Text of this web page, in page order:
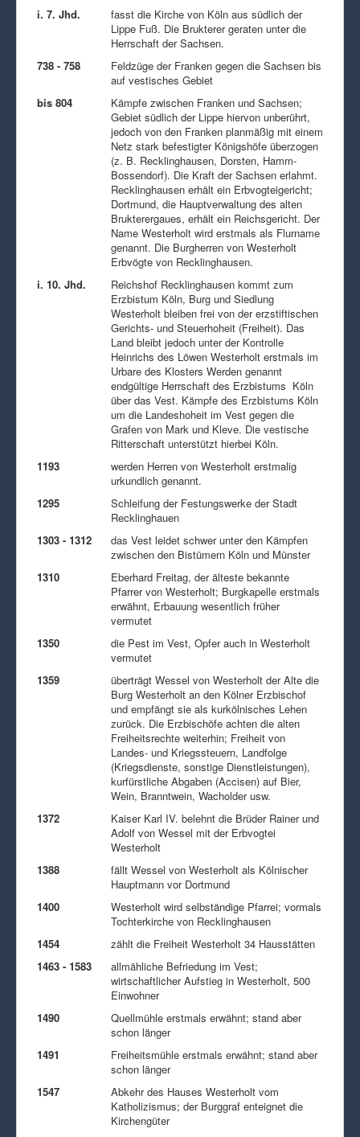
i. 7. Jhd.
fasst die Kirche von Köln aus südlich der
Lippe Fuß. Die Brukterer geraten unter die
Herrschaft der Sachsen.
738 - 758
Feldzüge der Franken gegen die Sachsen bis
auf vestisches Gebiet
bis 804
Kämpfe zwischen Franken und Sachsen;
Gebiet südlich der Lippe hiervon unberührt,
jedoch von den Franken planmäßig mit einem
Netz stark befestigter Königshöfe überzogen
(z. B. Recklinghausen, Dorsten, Hamm-
Bossendorf). Die Kraft der Sachsen erlahmt.
Recklinghausen erhält ein Erbvogteigericht;
Dortmund, die Hauptverwaltung des alten
Brukterergaues, erhält ein Reichsgericht. Der
Name Westerholt wird erstmals als Flurname
genannt. Die Burgherren von Westerholt
Erbvögte von Recklinghausen.
i. 10. Jhd.
Reichshof Recklinghausen kommt zum
Erzbistum Köln, Burg und Siedlung
Westerholt bleiben frei von der erzstiftischen
Gerichts- und Steuerhoheit (Freiheit). Das
Land bleibt jedoch unter der Kontrolle
Heinrichs des Löwen Westerholt erstmals im
Urbare des Klosters Werden genannt
endgültige Herrschaft des Erzbistums Köln
über das Vest. Kämpfe des Erzbistums Köln
um die Landeshoheit im Vest gegen die
Grafen von Mark und Kleve. Die vestische
Ritterschaft unterstützt hierbei Köln.
1193
werden Herren von Westerholt erstmalig
urkundlich genannt.
1295
Schleifung der Festungswerke der Stadt
Recklinghauen
1303 - 1312
das Vest leidet schwer unter den Kämpfen
zwischen den Bistümern Köln und Münster
1310
Eberhard Freitag, der älteste bekannte
Pfarrer von Westerholt; Burgkapelle erstmals
erwähnt, Erbauung wesentlich früher
vermutet
1350
die Pest im Vest, Opfer auch in Westerholt
vermutet
1359
überträgt Wessel von Westerholt der Alte die
Burg Westerholt an den Kölner Erzbischof
und empfängt sie als kurkölnisches Lehen
zurück. Die Erzbischöfe achten die alten
Freiheitsrechte weiterhin; Freiheit von
Landes- und Kriegssteuern, Landfolge
(Kriegsdienste, sonstige Dienstleistungen),
kurfürstliche Abgaben (Accisen) auf Bier,
Wein, Branntwein, Wacholder usw.
1372
Kaiser Karl IV. belehnt die Brüder Rainer und
Adolf von Wessel mit der Erbvogtei
Westerholt
1388
fällt Wessel von Westerholt als Kölnischer
Hauptmann vor Dortmund
1400
Westerholt wird selbständige Pfarrei; vormals
Tochterkirche von Recklinghausen
1454
zählt die Freiheit Westerholt 34 Hausstätten
1463 - 1583
allmähliche Befriedung im Vest;
wirtschaftlicher Aufstieg in Westerholt, 500
Einwohner
1490
Quellmühle erstmals erwähnt; stand aber
schon länger
1491
Freiheitsmühle erstmals erwähnt; stand aber
schon länger
1547
Abkehr des Hauses Westerholt vom
Katholizismus; der Burggraf enteignet die
Kirchengüter